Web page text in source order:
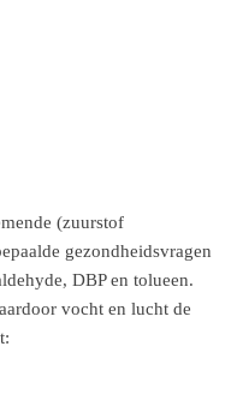
(zuurstof
gezondheidsvragen
DBP en tolueen.
vocht en lucht de